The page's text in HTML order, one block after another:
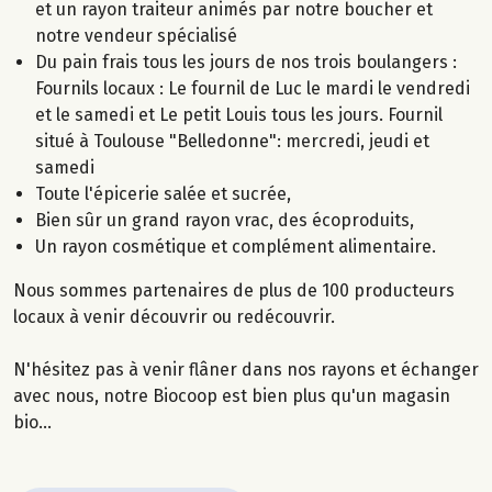
et un rayon traiteur animés par notre boucher et
notre vendeur spécialisé
Du pain frais tous les jours de nos trois boulangers :
Fournils locaux : Le fournil de Luc le mardi le vendredi
et le samedi et Le petit Louis tous les jours. Fournil
situé à Toulouse "Belledonne": mercredi, jeudi et
samedi
Toute l'épicerie salée et sucrée,
Bien sûr un grand rayon vrac, des écoproduits,
Un rayon cosmétique et complément alimentaire.
Nous sommes partenaires de plus de 100 producteurs
locaux à venir découvrir ou redécouvrir.
N'hésitez pas à venir flâner dans nos rayons et échanger
avec nous, notre Biocoop est bien plus qu'un magasin
bio...